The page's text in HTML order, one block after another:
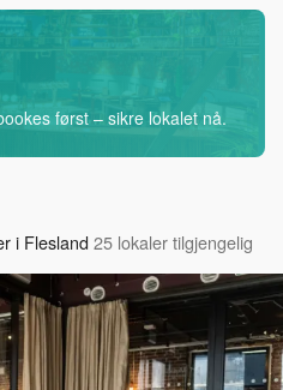
først – sikre lokalet nå.
i Flesland25 lokaler tilgjengelig